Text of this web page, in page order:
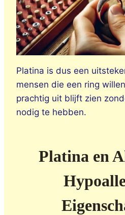
Platina is dus een
mensen die een ring
prachtig uit blijft zien
nodig te hebben.
Platina en